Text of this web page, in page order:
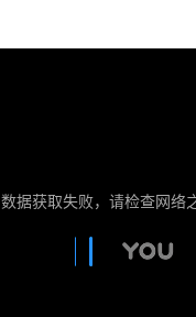
数据获取失败，请检查网络